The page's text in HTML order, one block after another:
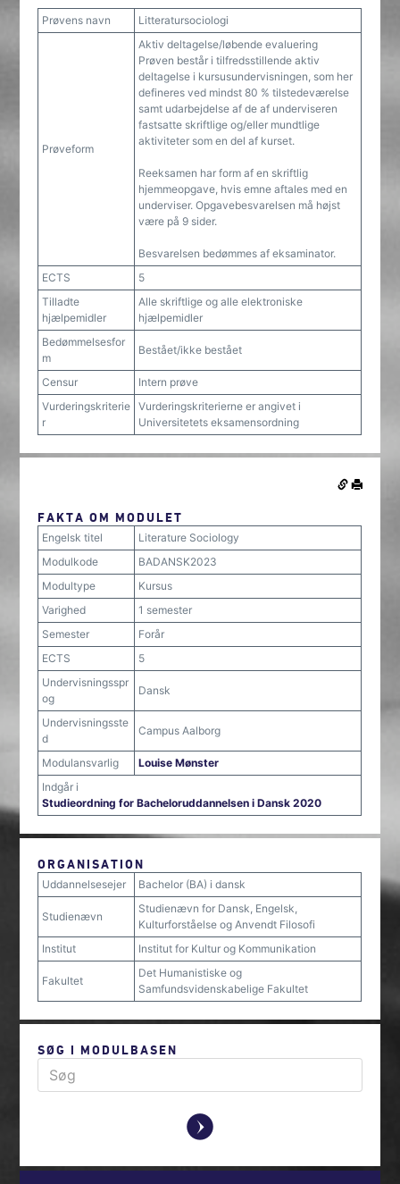
Prøvens navn Litteratursociologi
Prøveform
Aktiv deltagelse/løbende evaluering
Prøven består i tilfredsstillende aktiv
deltagelse i kursusundervisningen, som her
defineres ved mindst 80 % tilstedeværelse
samt udarbejdelse af de af underviseren
fastsatte skriftlige og/eller mundtlige
aktiviteter som en del af kurset.
Reeksamen har form af en skriftlig
hjemmeopgave, hvis emne aftales med en
underviser. Opgavebesvarelsen må højst
være på 9 sider.
Besvarelsen bedømmes af eksaminator.
ECTS
5
Tilladte
hjælpemidler
Alle skriftlige og alle elektroniske
hjælpemidler
Bedømmelsesfor
m
Bestået/ikke bestået
Censur
Intern prøve
Vurderingskriterie
r
Vurderingskriterierne er angivet i
Universitetets eksamensordning
FAKTA OM MODULET
Engelsk titel
Literature Sociology
Modulkode
BADANSK2023
Modultype
Kursus
Varighed
1 semester
Semester
Forår
ECTS
5
Undervisningsspr
og
Dansk
Undervisningsste
d
Campus Aalborg
Modulansvarlig
Louise Mønster
Indgår i
Studieordning for Bacheloruddannelsen i Dansk 2020
ORGANISATION
Uddannelsesejer Bachelor (BA) i dansk
Studienævn
Studienævn for Dansk, Engelsk,
Kulturforståelse og Anvendt Filosofi
Institut
Institut for Kultur og Kommunikation
Fakultet
Det Humanistiske og
Samfundsvidenskabelige Fakultet
SØG I MODULBASEN
y